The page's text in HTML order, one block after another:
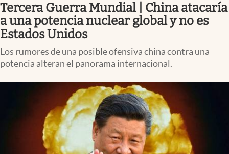
Colombia
Tercera Guerra Mundial | China atacaría
a una potencia nuclear global y no es
Estados Unidos
Los rumores de una posible ofensiva china contra una
potencia alteran el panorama internacional.